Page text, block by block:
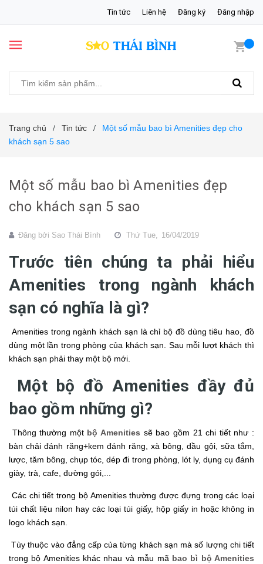
Tin tức Liên hệ Đăng ký Đăng nhập
Trang chủ / Tin tức /
Một số mẫu bao bì Amenities đẹp cho
khách sạn 5 sao
Một số mẫu bao bì Amenities đẹp
cho khách sạn 5 sao
Đăng bởi Sao Thái Bình Thứ Tue, 16/04/2019
Trước tiên chúng ta phải hiểu
Amenities trong ngành khách
sạn có nghĩa là gì?
Amenities trong ngành khách sạn là chỉ bộ đồ dùng tiêu hao, đồ
dùng một lần trong phòng của khách sạn. Sau mỗi lượt khách thì
khách sạn phải thay một bộ mới.
Một bộ đồ Amenities đầy đủ
bao gồm những gì?
Thông thường một bộ Amenities sẽ bao gồm 21 chi tiết như :
bàn chải đánh răng+kem đánh răng, xà bông, dầu gội, sữa tắm,
lược, tăm bông, chụp tóc, dép đi trong phòng, lót ly, dụng cụ đánh
giày, trà, cafe, đường gói,...
Các chi tiết trong bộ Amenities thường được đựng trong các loại
túi chất liệu nilon hay các loại túi giấy, hộp giấy in hoặc không in
logo khách sạn.
Tùy thuộc vào đẳng cấp của từng khách sạn mà số lượng chi tiết
trong bộ Amenities khác nhau và mẫu mã bao bì bộ Amenities